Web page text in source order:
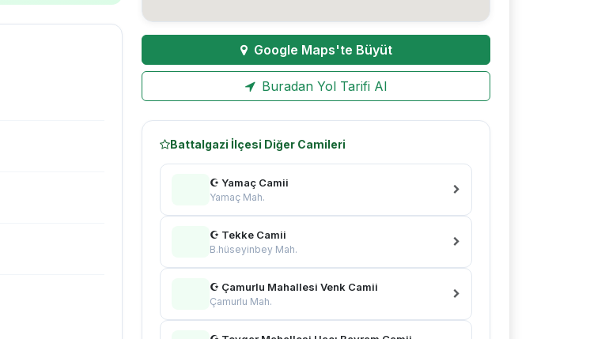
Google Maps'te Büyüt
Buradan Yol Tarifi Al
Battalgazi İlçesi Diğer Camileri
☪ Yamaç Camii
Yamaç Mah.
☪ Tekke Camii
B.hüseyinbey Mah.
☪ Çamurlu Mahallesi Venk Camii
Çamurlu Mah.